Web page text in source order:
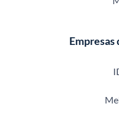
Empresas